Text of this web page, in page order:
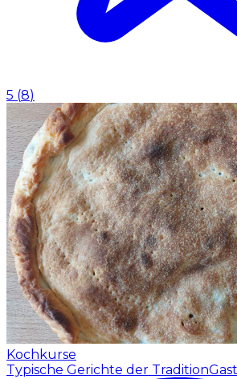
5 (8)
Kochkurse
Typische Gerichte der Tradition